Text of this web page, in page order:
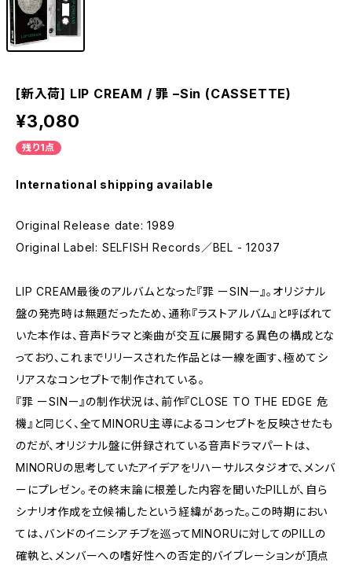
[新入荷] LIP CREAM / 罪 –Sin (CASSETTE)
¥3,080
残り1点
International shipping available
Original Release date: 1989
Original Label: SELFISH Records／BEL - 12037
LIP CREAM最後のアルバムとなった『罪 ーSINー』。オリジナル
盤の発売時は無題だったため、通称『ラストアルバム』と呼ばれて
いた本作は、音声ドラマと楽曲が交互に展開する異色の構成とな
っており、これまでリリースされた作品とは一線を画す、極めてシ
リアスなコンセプトで制作されている。
『罪 ーSINー』の制作状況は、前作『CLOSE TO THE EDGE 危
機』と同じく、全てMINORU主導によるコンセプトを反映させたも
のだが、オリジナル盤に併録されている音声ドラマパートは、
MINORUの思考していたアイデアをリハーサルスタジオで、メンバ
ーにプレゼン。その終末論に根差した内容を聞いたPILLが、自ら
シナリオ作成を立候補したという経緯があった。この時期におい
ては、バンドのイニシアチブを巡ってMINORUに対してのPILLの
確執と、メンバーへの嗜好性への否定的バイブレーションが頂点